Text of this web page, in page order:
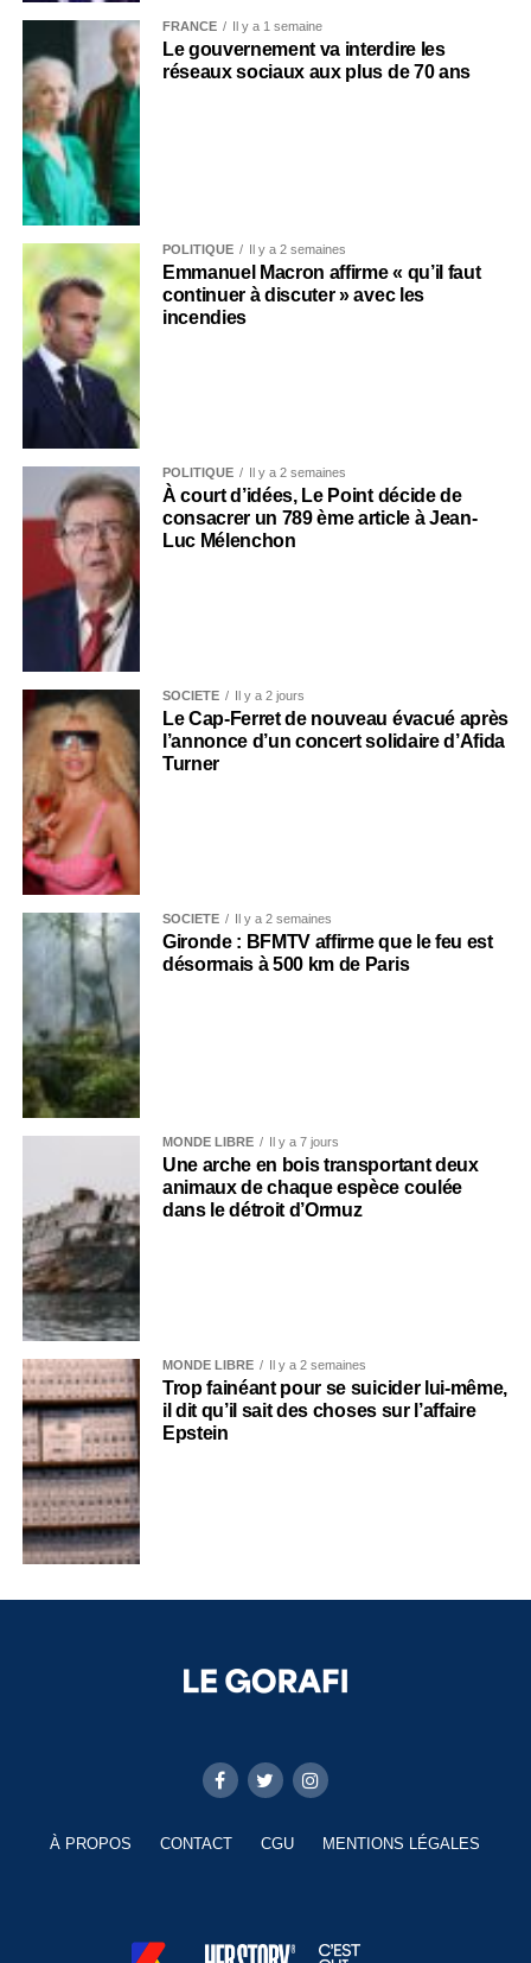
FRANCE Il y a 1 semaine
Le gouvernement va interdire les
réseaux sociaux aux plus de 70 ans
POLITIQUE Il y a 2 semaines
Emmanuel Macron affirme « qu’il faut
continuer à discuter » avec les
incendies
POLITIQUE Il y a 2 semaines
À court d’idées, Le Point décide de
consacrer un 789 ème article à Jean-
Luc Mélenchon
SOCIÉTÉ Il y a 2 jours
Le Cap-Ferret de nouveau évacué après
l’annonce d’un concert solidaire d’Afida
Turner
SOCIÉTÉ Il y a 2 semaines
Gironde : BFMTV affirme que le feu est
désormais à 500 km de Paris
MONDE LIBRE Il y a 7 jours
Une arche en bois transportant deux
animaux de chaque espèce coulée
dans le détroit d’Ormuz
MONDE LIBRE Il y a 2 semaines
Trop fainéant pour se suicider lui-même,
il dit qu’il sait des choses sur l’affaire
Epstein
À PROPOS CONTACT CGU MENTIONS LÉGALES